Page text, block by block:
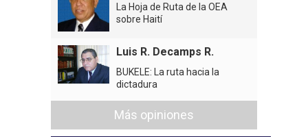
La Hoja de Ruta de la OEA
sobre Haití
Luis R. Decamps R.
BUKELE: La ruta hacia la
dictadura
Más opiniones